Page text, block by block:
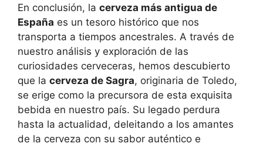
En conclusión, la cerveza más antigua de
España es un tesoro histórico que nos
transporta a tiempos ancestrales. A través de
nuestro análisis y exploración de las
curiosidades cerveceras, hemos descubierto
que la cerveza de Sagra, originaria de Toledo,
se erige como la precursora de esta exquisita
bebida en nuestro país. Su legado perdura
hasta la actualidad, deleitando a los amantes
de la cerveza con su sabor auténtico e